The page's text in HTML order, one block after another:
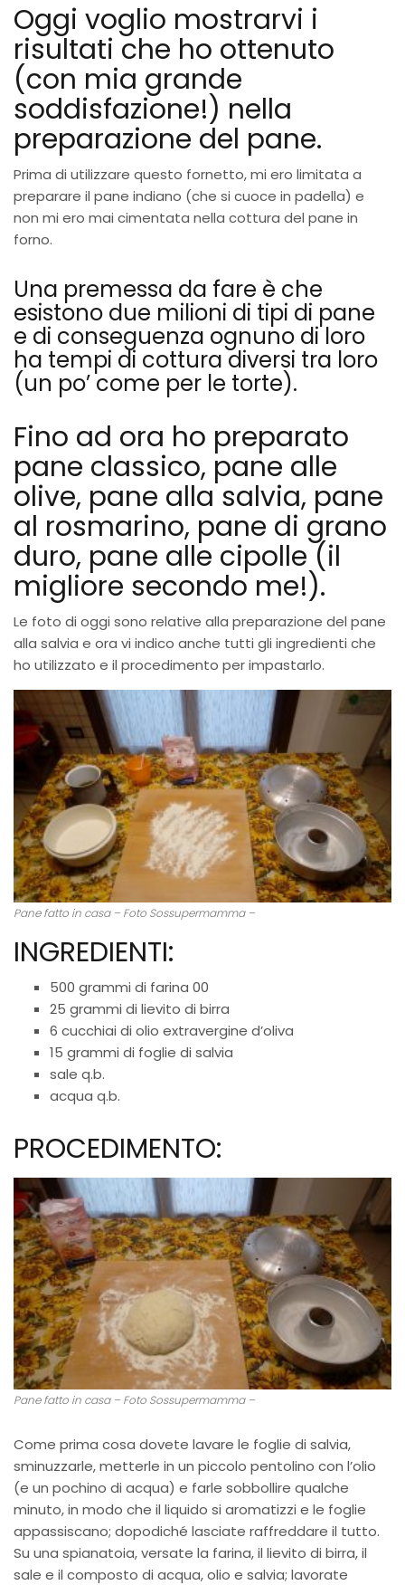
Oggi voglio mostrarvi i
risultati che ho ottenuto
(con mia grande
soddisfazione!) nella
preparazione del pane.
Prima di utilizzare questo fornetto, mi ero limitata a
preparare il pane indiano (che si cuoce in padella) e
non mi ero mai cimentata nella cottura del pane in
forno.
Una premessa da fare è che
esistono due milioni di tipi di pane
e di conseguenza ognuno di loro
ha tempi di cottura diversi tra loro
(un po’ come per le torte).
Fino ad ora ho preparato
pane classico, pane alle
olive, pane alla salvia, pane
al rosmarino, pane di grano
duro, pane alle cipolle (il
migliore secondo me!).
Le foto di oggi sono relative alla preparazione del pane
alla salvia e ora vi indico anche tutti gli ingredienti che
ho utilizzato e il procedimento per impastarlo.
Pane fatto in casa – Foto Sossupermamma –
INGREDIENTI:
500 grammi di farina 00
25 grammi di lievito di birra
6 cucchiai di olio extravergine d’oliva
15 grammi di foglie di salvia
sale q.b.
acqua q.b.
PROCEDIMENTO:
Pane fatto in casa – Foto Sossupermamma –
Come prima cosa dovete lavare le foglie di salvia,
sminuzzarle, metterle in un piccolo pentolino con l’olio
(e un pochino di acqua) e farle sobbollire qualche
minuto, in modo che il liquido si aromatizzi e le foglie
appassiscano; dopodiché lasciate raffreddare il tutto.
Su una spianatoia, versate la farina, il lievito di birra, il
sale e il composto di acqua, olio e salvia; lavorate